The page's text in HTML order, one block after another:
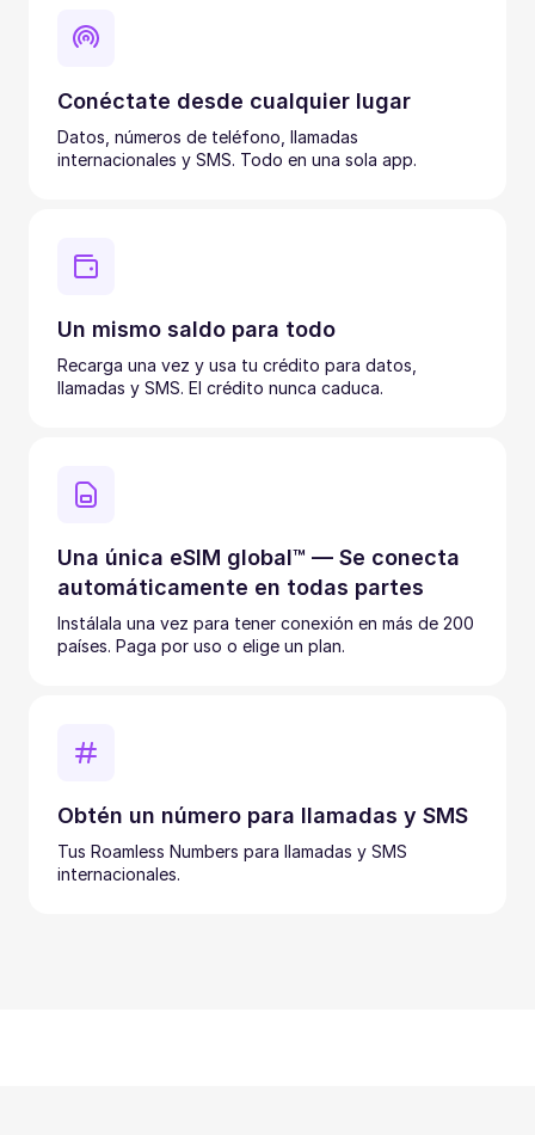
Conéctate desde cualquier lugar
Datos, números de teléfono, llamadas
internacionales y SMS. Todo en una sola app.
Un mismo saldo para todo
Recarga una vez y usa tu crédito para datos,
llamadas y SMS. El crédito nunca caduca.
Una única eSIM global™ — Se conecta
automáticamente en todas partes
Instálala una vez para tener conexión en más de 200
países. Paga por uso o elige un plan.
Obtén un número para llamadas y SMS
Tus Roamless Numbers para llamadas y SMS
internacionales.